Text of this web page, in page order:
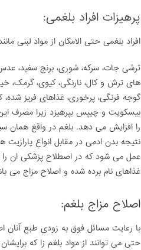
پرهیزات افراد بلغمی:
افراد بلغمی حتی الامکان از مواد لبنی
ترشی جات، سرکه، شوری، برنج سفید،
های ترش و کال، نارنگی، کیوی، گرمک،
گوجه فرنگی، پرخوری، غذاهای فریز
بیسکویت و چیپس بپرهیزد زیرا مصرف
را افزایش می دهد. بلغم در واقع
نتیجه بدن ادمی در مقابل انواع
عمل می شود که در اصطلاح پزشکی ان را
غذاهای نام برده شده و اصلاح مزاج می
اصلاح مزاج بلغم:
با رعایت مسائل فوق به زودی طبع
حتی می توانند از مواد بلغم زا که